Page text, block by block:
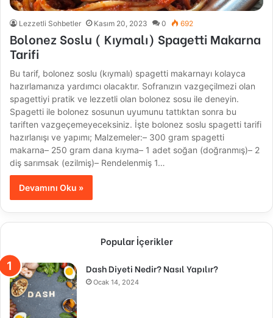
Lezzetli Sohbetler Kasım 20, 2023 0 692
Bolonez Soslu ( Kıymalı) Spagetti Makarna
Tarifi
Bu tarif, bolonez soslu (kıymalı) spagetti makarnayı kolayca
hazırlamanıza yardımcı olacaktır. Sofranızın vazgeçilmezi olan
spagettiyi pratik ve lezzetli olan bolonez sosu ile deneyin.
Spagetti ile bolonez sosunun uyumunu tattıktan sonra bu
tariften vazgeçemeyeceksiniz. İşte bolonez soslu spagetti tarifi
hazırlanışı ve yapımı; Malzemeler:– 300 gram spagetti
makarna– 250 gram dana kıyma– 1 adet soğan (doğranmış)– 2
diş sarımsak (ezilmiş)– Rendelenmiş 1…
Devamını Oku »
Popular İçerikler
Dash Diyeti Nedir? Nasıl Yapılır?
Ocak 14, 2024